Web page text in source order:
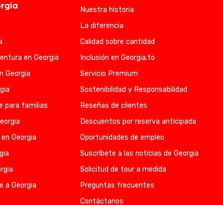
en Georgia
Georgia
para familias
Georgia
a Georgia
Nuestra historia
La diferencia
Calidad sobre cantidad
Inclusión en Georgia.to
Servicio Premium
Sostenibilidad y Responsabilidad
Reseñas de clientes
Descuentos por reserva anticipada
Oportunidades de empleo
Suscríbete a las noticias de Georgia
Solicitud de tour a medida
Preguntas frecuentes
Contáctanos